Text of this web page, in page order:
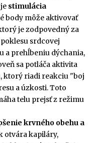
stimulácia
body môže aktivovať
je zodpovedný za
srdcovej
a prehĺbeniu dýchania,
sa potláča aktivita
ktorý riadi reakciu "boj
a úzkosti. Toto
telu prejsť z režimu
krvného obehu a
otvára kapiláry,